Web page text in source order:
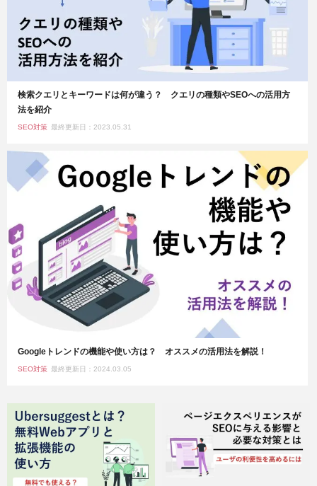
検索クエリとキーワードは何が違う？ クエリの種類やSEOへの活用方
法を紹介
SEO対策 最終更新日：2023.05.31
Googleトレンドの機能や使い方は？ オススメの活用法を解説！
SEO対策 最終更新日：2024.03.05